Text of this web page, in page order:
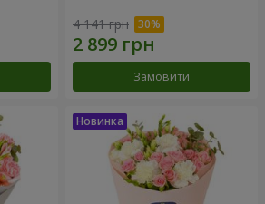
4 141 грн
Замовити